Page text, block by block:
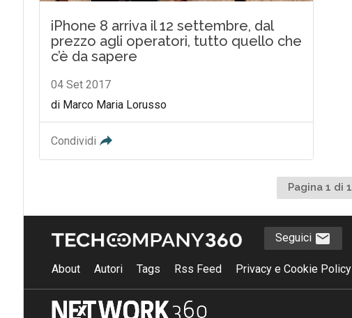
iPhone 8 arriva il 12 settembre, dal
prezzo agli operatori, tutto quello che
c’è da sapere
04 Set 2017
di Marco Maria Lorusso
Condividi
Pagina 1 di 1
Seguici
About Autori Tags Rss Feed Privacy e Cookie Policy